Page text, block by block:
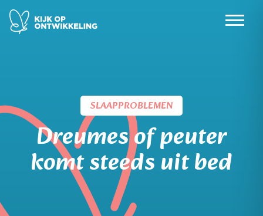
Skip
SLAAPPROBLEMEN
Dreumes of peuter
komt steeds uit bed